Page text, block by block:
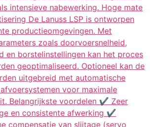
intensieve nabewerking. Hoge mate
De Lanuss LSP is ontworpen
productieomgevingen. Met
zoals doorvoersnelheid,
en borstelinstellingen kan het proces
geoptimaliseerd. Optioneel kan de
uitgebreid met automatische
voor maximale
Belangrijkste voordelen ✔ Zeer
en consistente afwerking ✔
compensatie van slijtage (servo